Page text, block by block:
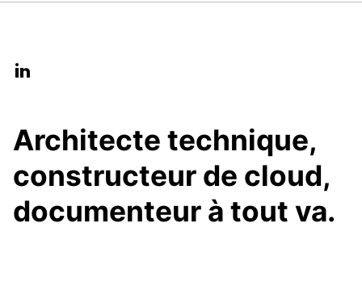
Architecte technique,
constructeur de cloud,
documenteur à tout va.